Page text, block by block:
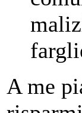
A me